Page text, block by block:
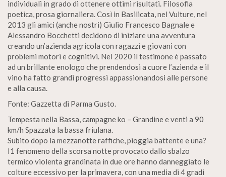
individuali in grado di ottenere ottimi risultati. Filosofia
poetica, prosa giornaliera. Così in Basilicata, nel Vulture, nel
2013 gli amici (anche nostri) Giulio Francesco Bagnale e
Alessandro Bocchetti decidono di iniziare una avventura
creando un’azienda agricola con ragazzi e giovani con
problemi motori e cognitivi. Nel 2020 il testimone è passato
ad un brillante enologo che prendendosi a cuore l’azienda e il
vino ha fatto grandi progressi appassionandosi alle persone
e alla causa.
Fonte: Gazzetta di Parma Gusto.
Tempesta nella Bassa, campagne ko – Grandine e venti a 90
km/h Spazzata la bassa friulana.
Subito dopo la mezzanotte raffiche, pioggia battente e una?
I1 fenomeno della scorsa notte provocato dallo sbalzo
termico violenta grandinata in due ore hanno danneggiato le
colture eccessivo per la primavera, con una media di 4 gradi